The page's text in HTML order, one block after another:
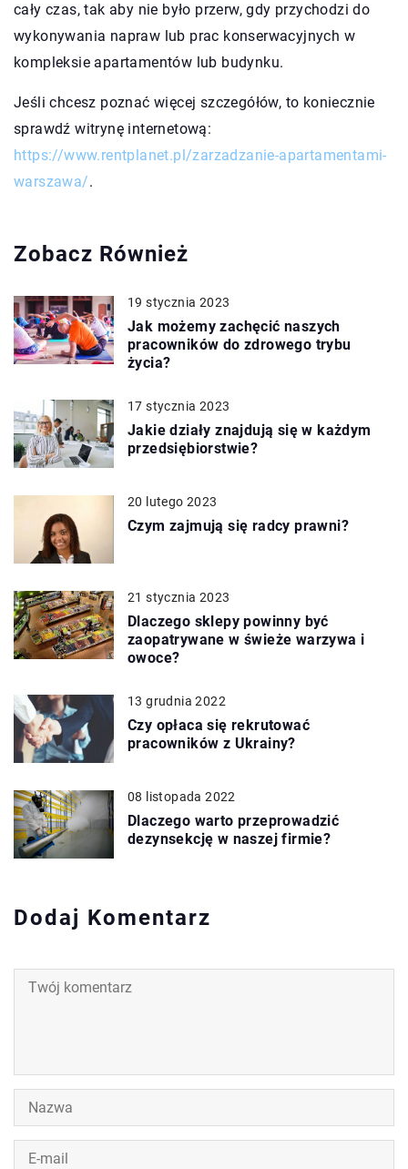
cały czas, tak aby nie było przerw, gdy przychodzi do
wykonywania napraw lub prac konserwacyjnych w
kompleksie apartamentów lub budynku.
Jeśli chcesz poznać więcej szczegółów, to koniecznie
sprawdź witrynę internetową:
https://www.rentplanet.pl/zarzadzanie-apartamentami-
warszawa/.
Zobacz Również
19 stycznia 2023
Jak możemy zachęcić naszych
pracowników do zdrowego trybu
życia?
17 stycznia 2023
Jakie działy znajdują się w każdym
przedsiębiorstwie?
20 lutego 2023
Czym zajmują się radcy prawni?
21 stycznia 2023
Dlaczego sklepy powinny być
zaopatrywane w świeże warzywa i
owoce?
13 grudnia 2022
Czy opłaca się rekrutować
pracowników z Ukrainy?
08 listopada 2022
Dlaczego warto przeprowadzić
dezynsekcję w naszej firmie?
Dodaj Komentarz